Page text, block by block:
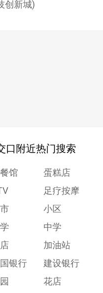
创新城)
口附近热门搜索
馆
蛋糕店
足疗按摩
小区
中学
加油站
银行
建设银行
花店